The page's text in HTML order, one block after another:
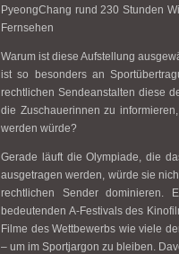
PyeongChang rund 230 Stunden
Fernsehen
Warum ist diese Aufstellung
ist so besonders an
rechtlichen Sendeanstalten diese
die Zuschauerinnen zu
werden würde?
Gerade läuft die Olympiade, die
ausgetragen werden, würde sie
rechtlichen Sender
bedeutenden A-Festivals des
Filme des Wettbewerbs wie viele
– um im Sportjargon zu bleiben.